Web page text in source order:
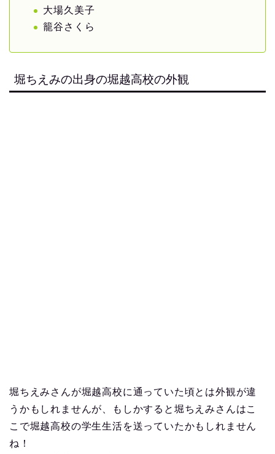
大場久美子
籠谷さくら
堀ちえみの出身の堀越高校の外観
堀ちえみさんが堀越高校に通っていた頃とは外観が違
うかもしれませんが、もしかすると堀ちえみさんはこ
こで堀越高校の学生生活を送っていたかもしれません
ね！